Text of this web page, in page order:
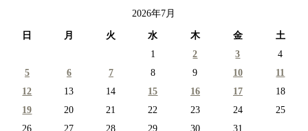
2026年7月
日 月 火 水 木 金
土
1
2 3
4
5
6 7 8 9 10
11
12
13 14 15 16 17
18
19
20 21 22 23 24
25
26
27 28 29 30 31